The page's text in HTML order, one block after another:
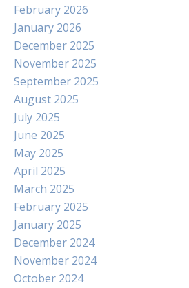
February 2026
January 2026
December 2025
November 2025
September 2025
August 2025
July 2025
June 2025
May 2025
April 2025
March 2025
February 2025
January 2025
December 2024
November 2024
October 2024